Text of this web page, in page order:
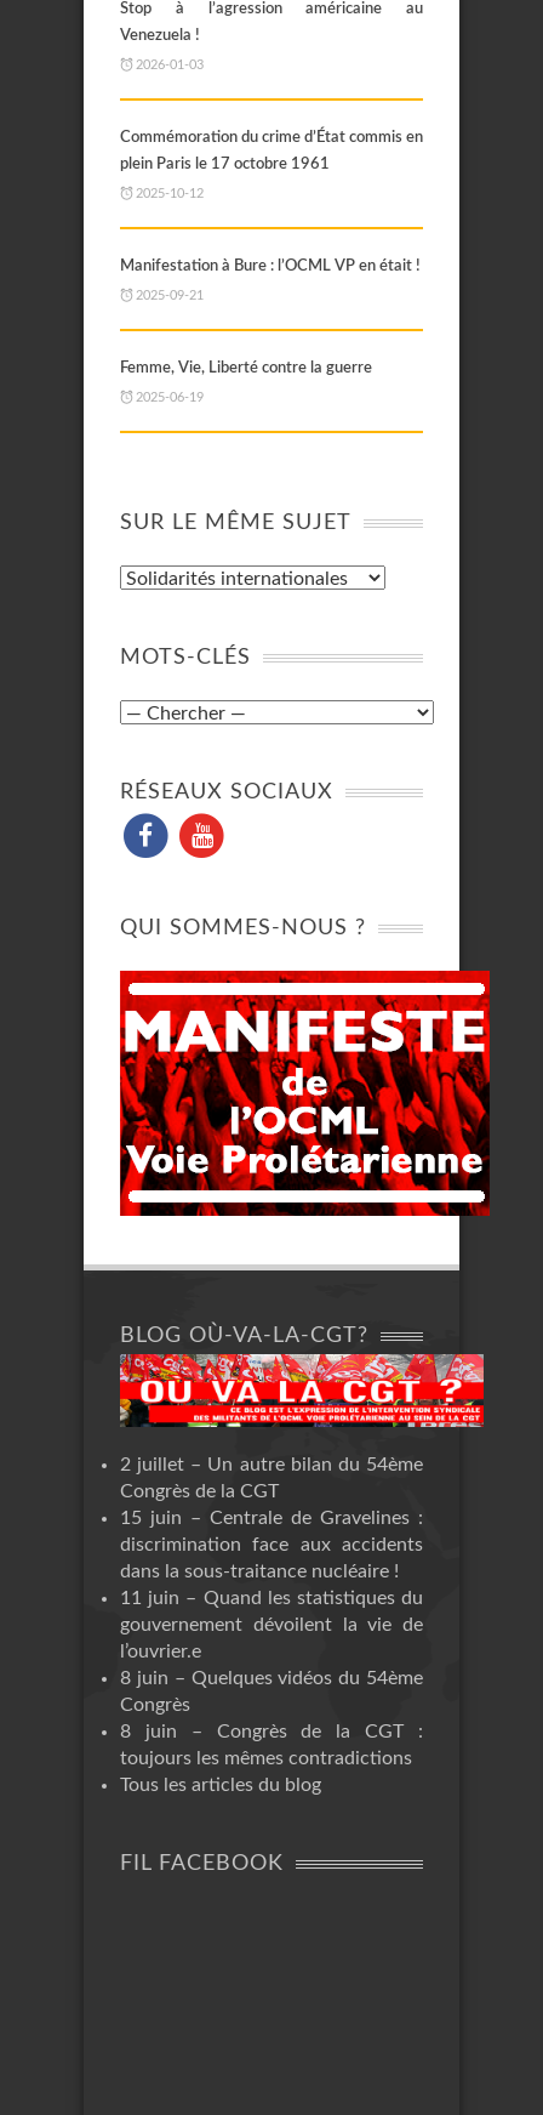
Stop à l’agression américaine au
Venezuela !
2026-01-03
Commémoration du crime d’État commis en
plein Paris le 17 octobre 1961
2025-10-12
Manifestation à Bure : l’OCML VP en était !
2025-09-21
Femme, Vie, Liberté contre la guerre
2025-06-19
SUR LE MÊME SUJET
MOTS-CLÉS
RÉSEAUX SOCIAUX
QUI SOMMES-NOUS ?
BLOG OÙ-VA-LA-CGT?
2 juillet – Un autre bilan du 54ème
Congrès de la CGT
15 juin – Centrale de Gravelines :
discrimination face aux accidents
dans la sous-traitance nucléaire !
11 juin – Quand les statistiques du
gouvernement dévoilent la vie de
l’ouvrier.e
8 juin – Quelques vidéos du 54ème
Congrès
8 juin – Congrès de la CGT :
toujours les mêmes contradictions
Tous les articles du blog
FIL FACEBOOK